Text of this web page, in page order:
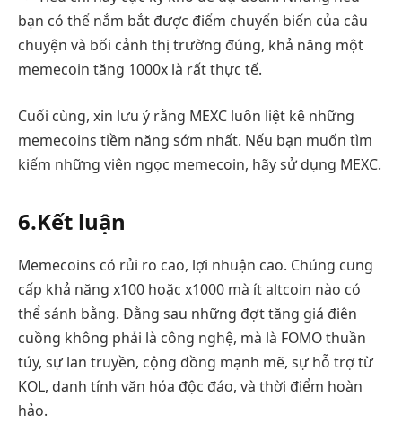
bạn có thể nắm bắt được điểm chuyển biến của câu
chuyện và bối cảnh thị trường đúng, khả năng một
memecoin tăng 1000x là rất thực tế.
Cuối cùng, xin lưu ý rằng MEXC luôn liệt kê những
memecoins tiềm năng sớm nhất. Nếu bạn muốn tìm
kiếm những viên ngọc memecoin, hãy sử dụng MEXC.
6.Kết luận
Memecoins có rủi ro cao, lợi nhuận cao. Chúng cung
cấp khả năng x100 hoặc x1000 mà ít altcoin nào có
thể sánh bằng. Đằng sau những đợt tăng giá điên
cuồng không phải là công nghệ, mà là FOMO thuần
túy, sự lan truyền, cộng đồng mạnh mẽ, sự hỗ trợ từ
KOL, danh tính văn hóa độc đáo, và thời điểm hoàn
hảo.